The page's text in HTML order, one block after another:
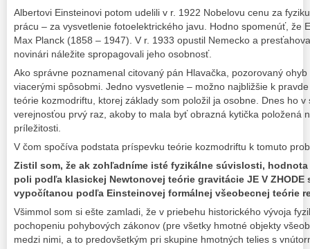
Albertovi Einsteinovi potom udelili v r. 1922 Nobelovu cenu za
prácu – za vysvetlenie fotoelektrického javu. Hodno spomenúť, že
Max Planck (1858 – 1947). V r. 1933 opustil Nemecko a
novinári náležite spropagovali jeho osobnosť.
Ako správne poznamenal citovaný pán Hlavačka, pozorovaný
viacerými spôsobmi. Jedno vysvetlenie – možno najbližšie k
teórie kozmodriftu, ktorej základy som položil ja osobne. Dnes ho
verejnosťou prvý raz, akoby to mala byť obrazná kytička položená
príležitosti.
V čom spočíva podstata príspevku teórie kozmodriftu k tomuto
Zistil som, že ak zohľadníme isté fyzikálne súvislosti,
poli podľa klasickej Newtonovej teórie gravitácie JE V
vypočítanou podľa Einsteinovej formálnej všeobecnej teórie
Všimmol som si ešte zamladi, že v priebehu historického vývoja
pochopeniu pohybových zákonov (pre všetky hmotné objekty
medzi nimi, a to predovšetkým pri skupine hmotných telies s